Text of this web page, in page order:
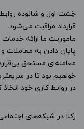
خِشت اول و شالوده روابط
قرارداد مراقبت می‌شود.
ماموریت ما ارائه
پایان دادن به
معامله‌ای مستحق
خواهیم بود تا در
در روابط کاری خود اتخاذ
رکلا در شبکه‌های